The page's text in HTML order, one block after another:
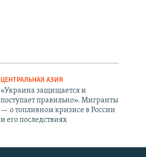
ЦЕНТРАЛЬНАЯ АЗИЯ
«Украина защищается и
поступает правильно». Мигранты
— о топливном кризисе в России
и его последствиях